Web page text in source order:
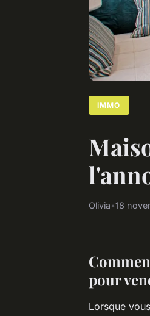
IMMO
Olivia•18
pour
Lorsque